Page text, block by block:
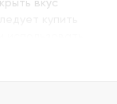
вкус